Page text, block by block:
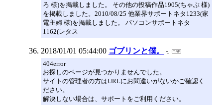
ろ 様)を掲載しました。 その他の投稿作品1905(ちゃぶ 様)
を掲載しました。2010/08/25 他業界サポートネタ1233(家
電主婦 様)を掲載しました。 パソコンサポートネタ
1162(レタス
2018/01/01 05:44:00 ゴブリンと僕。
404error
お探しのページが見つかりませんでした。
サイトの管理者の方はURLにお間違いがないかご確認く
ださい。
解決しない場合は、サポートをご利用ください。